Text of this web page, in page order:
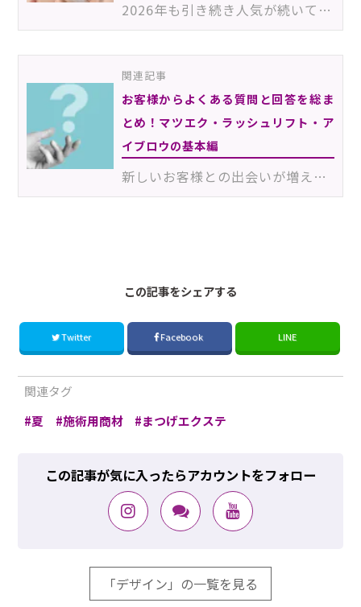
2026年も引き続き人気が続いているマツエク。ただ、その人気とともに全国にサロンが増え続けているため、…
関連記事
お客様からよくある質問と回答を総ま
とめ！マツエク・ラッシュリフト・ア
イブロウの基本編
新しいお客様との出会いが増える新年度。お客様からさまざまな質問を投げかけられ、緊張感から答えに詰ま…
この記事をシェアする
Twitter Facebook LINE
関連タグ
夏
施術用商材 まつげエクステ
この記事が気に入ったらアカウントをフォロー
「デザイン」の一覧を見る